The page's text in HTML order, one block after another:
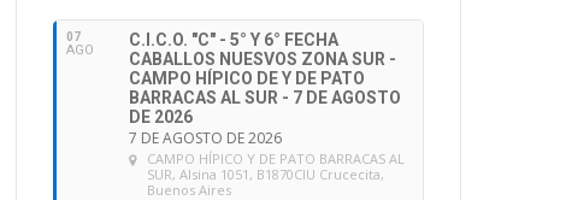
07
AGO
C.I.C.O. "C" - 5° Y 6° FECHA
CABALLOS NUESVOS ZONA SUR -
CAMPO HÍPICO DE Y DE PATO
BARRACAS AL SUR - 7 DE AGOSTO
DE 2026
7 DE AGOSTO DE 2026
CAMPO HÍPICO Y DE PATO BARRACAS AL
SUR, Alsina 1051, B1870CIU Crucecita,
Buenos Aires